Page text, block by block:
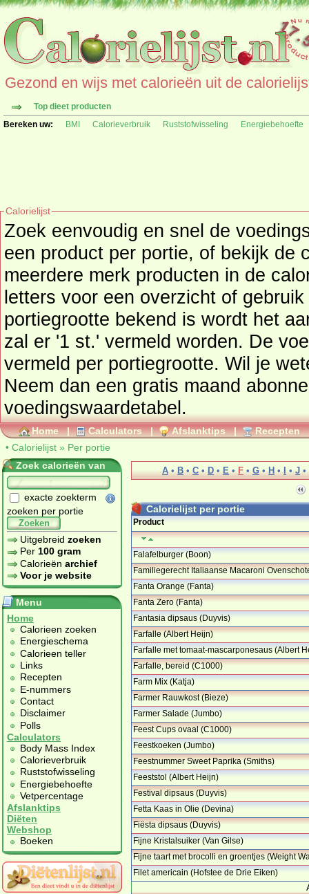
Gezond en wijs met calorieën uit de
Top dieet producten
Bereken uw:
BMI Calorieverbruik Ruststofwisseling Energiebehoefte
Calorielijst
Zoek eenvoudig en snel de
een product per portie, of bekijk de
meerdere merk producten in de
letters voor een overzicht of
portiegrootte bekend is wordt het
zal er '1 st.' vermeld worden. De
vermeld per portiegrootte. Wil je
Neem dan een gratis maand
voedingswaardetabel.
Home | Calculators | Afslanktips | Recepten
• Calorielijst » Per portie
Zoek calorieën van
exacte zoekterm
zoeken per portie
Zoeken
Uitgebreid zoeken
Per 100 gram
Calorieën archief
Voor je website
Menu
Home
Calorieen zoeken
Energieschema
Calorieen teller
Links
Recepten
E-nummers
Contact
Disclaimer
Polls
Calculators
Body Mass Index
Calorieverbruik
Ruststofwisseling
Energiebehoefte
Vetpercentage
Afslanktips
Diëten
Webshop
Boeken
A • B • C • D • E • F • G • H • • J •
Calorielijst per portie
Product
Falafelburger (Boon)
Familiegerecht Italiaanse Macaroni
…
Fanta Orange (Fanta)
Fanta Zero (Fanta)
Fantasia dipsaus (Duyvis)
Farfalle (Albert Heijn)
Farfalle met tomaat-mascarponesaus (Albert
…
Farfalle, bereid (C1000)
Farm Mix (Katja)
Farmer Rauwkost (Bieze)
Farmer Salade (Jumbo)
Feest Cups ovaal (C1000)
Feestkoeken (Jumbo)
Feestnummer Sweet Paprika (Smiths)
Feeststol (Albert Heijn)
Festival dipsaus (Duyvis)
Fetta Kaas in Olie (Devina)
Fiësta dipsaus (Duyvis)
Fijne Kristalsuiker (Van Gilse)
Fijne taart met brocolli en groentjes (Weight
…
Filet americain (Hofstee de Drie Eiken)
…